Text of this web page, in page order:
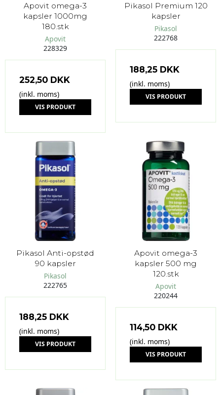
Apovit omega-3
kapsler 1000mg
180.stk
Apovit
228329
252,50 DKK
(inkl. moms)
VIS PRODUKT
Pikasol Premium 120
kapsler
Pikasol
222768
188,25 DKK
(inkl. moms)
VIS PRODUKT
Pikasol Anti-opstød
90 kapsler
Pikasol
222765
188,25 DKK
(inkl. moms)
VIS PRODUKT
Apovit omega-3
kapsler 500 mg
120.stk
Apovit
220244
114,50 DKK
(inkl. moms)
VIS PRODUKT